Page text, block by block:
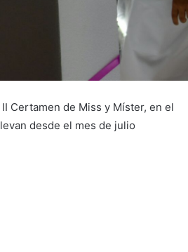
Certamen de Miss y Míster, en el
desde el mes de julio